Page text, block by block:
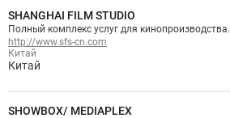
Китай
Китай
http://www.sfs-cn.com
SHANGHAI FILM STUDIO
Полный комплекс услуг для кинопроизводства.
SHOWBOX/ MEDIAPLEX